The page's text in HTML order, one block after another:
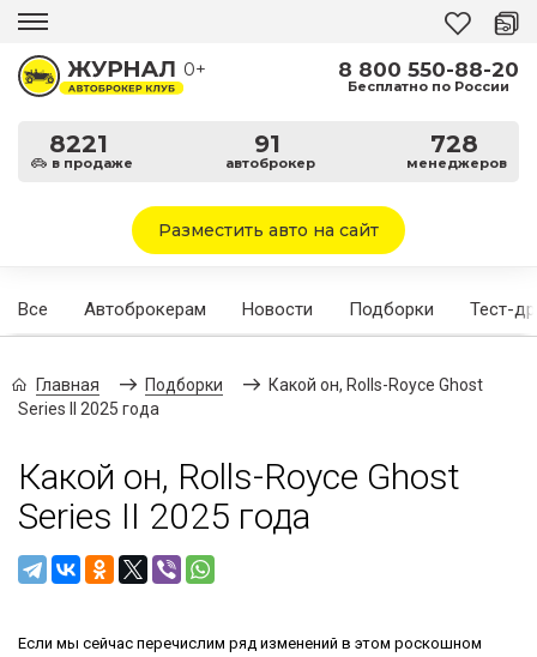
0+
8221
в продаже
91
автоброкер
728
менеджеров
8 800 550-88-20
Бесплатно по России
Разместить авто на сайт
Все Автоброкерам Новости Подборки Тест-
Главная Подборки
Какой он, Rolls-Royce Ghost
Series II 2025 года
Какой он, Rolls-Royce Ghost
Series II 2025 года
Если мы сейчас перечислим ряд изменений в этом роскошном